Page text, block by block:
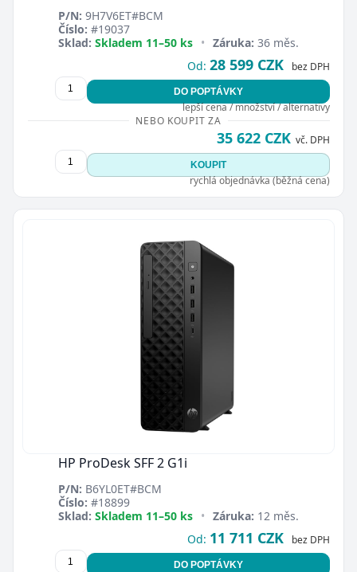
P/N: 9H7V6ET#BCM
Číslo: #19037
Sklad: Skladem 11–50 ks • Záruka: 36 měs.
Od: 28 599 CZK bez DPH
DO POPTÁVKY
lepší cena / množství / alternativy
NEBO KOUPIT ZA
35 622 CZK vč. DPH
KOUPIT
rychlá objednávka (běžná cena)
HP ProDesk SFF 2 G1i
P/N: B6YL0ET#BCM
Číslo: #18899
Sklad: Skladem 11–50 ks • Záruka: 12 měs.
Od: 11 711 CZK bez DPH
DO POPTÁVKY